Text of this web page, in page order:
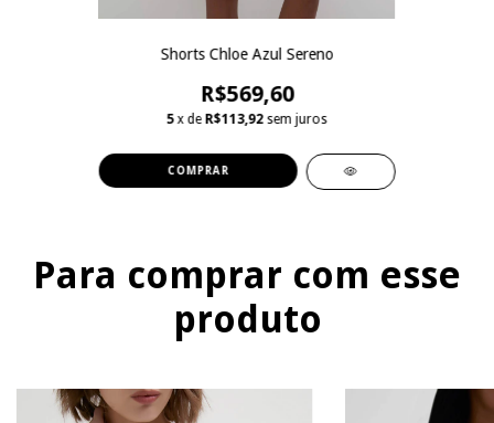
Shorts Chloe Azul Sereno
R$569,60
5 x de R$113,92 sem juros
COMPRAR
Para comprar com esse
produto